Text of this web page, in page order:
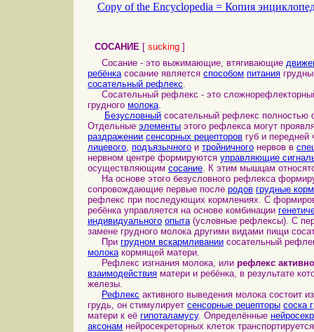
Copy of the Encyclopedia = Копия
СОСАНИЕ [ sucking ]
Сосание - это выжимающие, втягивающие
ребёнкасосание является способом питания
сосательный рефлекс.
Сосательный рефлекс - это
грудного молока.
Безусловный сосательный рефлекс полностью
Отдельные элементы этого рефлекса могут
раздражении сенсорных рецепторов губ и передней
лицевого, подъязычного и тройничного нервов в
нервном центре формируются управляющие
осуществляющим сосание. К этим мышцам
На основе этого безусловного рефлекса
сопровождающие первые после родов грудные
рефлекс при последующих кормлениях. С
ребёнка управляется на основе комбинации
индивидуального опыта(условные рефлексы). С
замене грудного молока другими видами пищи
При грудном вскармливании сосательный
молокакормящей матери.
Рефлекс изгнания молока, или рефлекс
взаимодействия матери и ребёнка, в результате
железы.
Рефлекс активного выведения молока состоит
грудь, он стимулирует сенсорные рецепторы соска
матери к её гипоталамусу. Определённые
аксонам нейросекреторных клеток